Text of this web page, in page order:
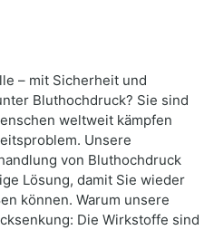
– mit Sicherheit und
Bluthochdruck? Sie sind
weltweit kämpfen
Unsere
von Bluthochdruck
Lösung, damit Sie wieder
können. Warum unsere
Die Wirkstoffe sind